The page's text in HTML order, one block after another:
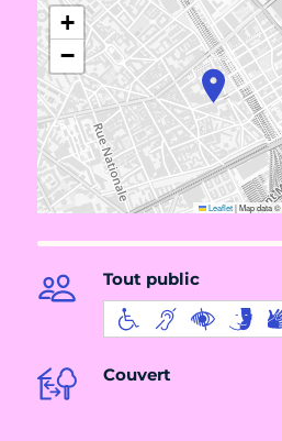
+
−
Leaflet|Map data ©
Tout public
Couvert